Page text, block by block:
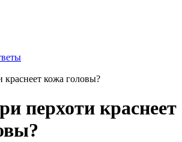
кожа головы?
перхоти краснеет